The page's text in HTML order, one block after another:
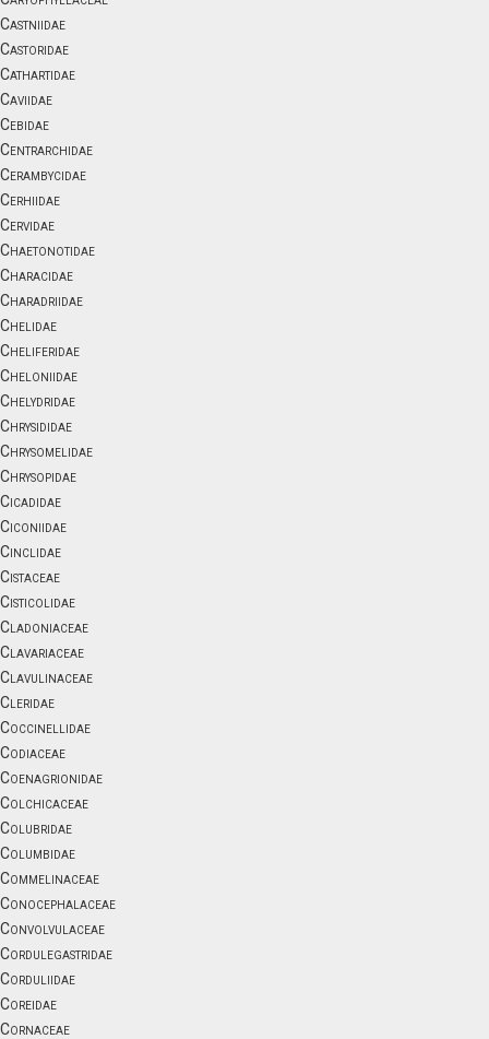
Castniidae
Castoridae
Cathartidae
Caviidae
Cebidae
Centrarchidae
Cerambycidae
Cerhiidae
Cervidae
Chaetonotidae
Characidae
Charadriidae
Chelidae
Cheliferidae
Cheloniidae
Chelydridae
Chrysididae
Chrysomelidae
Chrysopidae
Cicadidae
Ciconiidae
Cinclidae
Cistaceae
Cisticolidae
Cladoniaceae
Clavariaceae
Clavulinaceae
Cleridae
Coccinellidae
Codiaceae
Coenagrionidae
Colchicaceae
Colubridae
Columbidae
Commelinaceae
Conocephalaceae
Convolvulaceae
Cordulegastridae
Corduliidae
Coreidae
Cornaceae